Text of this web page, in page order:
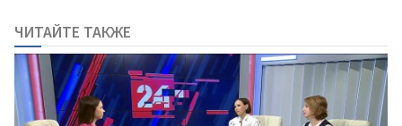
ЧИТАЙТЕ ТАКЖЕ